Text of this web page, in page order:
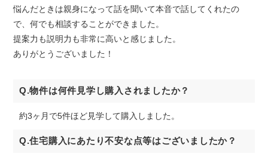
悩んだときは親身になって話を聞いて本音で話してくれたの
で、何でも相談することができました。
提案力も説明力も非常に高いと感じました。
ありがとうございました！
Q.物件は何件見学し購入されましたか？
約3ヶ月で5件ほど見学して購入しました。
Q.住宅購入にあたり不安な点等はございましたか？